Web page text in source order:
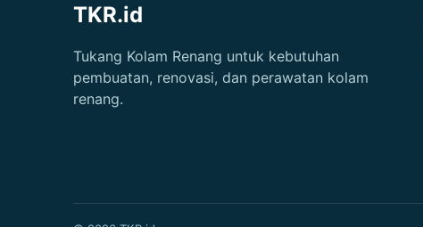
TKR.id
Tukang Kolam Renang untuk kebutuhan
pembuatan, renovasi, dan perawatan kolam
renang.